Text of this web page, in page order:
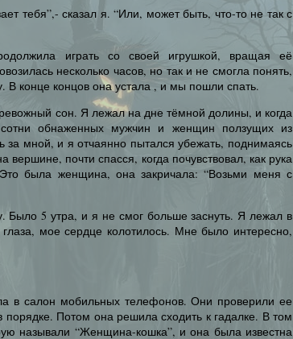
тебя”,- сказал я. “Или, может быть, что-то не так с
играть со своей игрушкой, вращая её
несколько часов, но так и не смогла понять,
В конце концов она устала , и мы пошли спать.
сон. Я лежал на дне тёмной долины, и когда
обнаженных мужчин и женщин ползущих из
мной, и я отчаянно пытался убежать, поднимаясь
вершине, почти спасся, когда почувствовал, как рука
была женщина, она закричала: “Возьми меня с
Было 5 утра, и я не смог больше заснуть. Я лежал в
мое сердце колотилось. Мне было интересно,
в салон мобильных телефонов. Они проверили ее
Потом она решила сходить к гадалке. В том
называли “Женщина-кошка”, и она была известна